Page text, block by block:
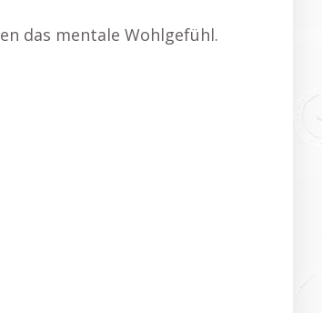
das mentale Wohlgefühl.